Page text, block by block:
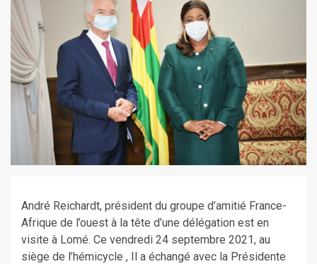
André Reichardt, président du groupe d’amitié France-
Afrique de l’ouest à la tête d’une délégation est en
visite à Lomé. Ce vendredi 24 septembre 2021, au
siège de l’hémicycle , Il a échangé avec la Présidente